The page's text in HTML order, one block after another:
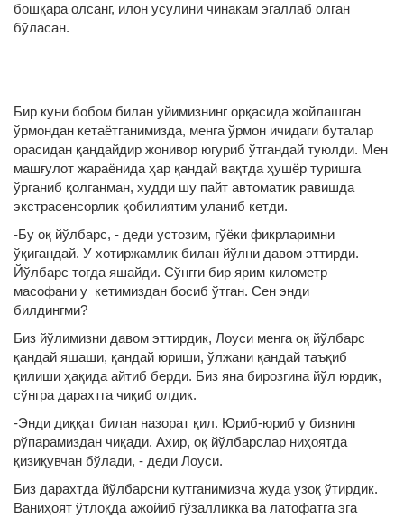
бошқара олсанг, илон усулини чинакам эгаллаб олган
бўласан.
Бир куни бобом билан уйимизнинг орқасида жойлашган
ўрмондан кетаётганимизда, менга ўрмон ичидаги буталар
орасидан қандайдир жонивор югуриб ўтгандай туюлди. Мен
машғулот жараёнида ҳар қандай вақтда ҳушёр туришга
ўрганиб қолганман, худди шу пайт автоматик равишда
экстрасенсорлик қобилиятим уланиб кетди.
-Бу оқ йўлбарс, - деди устозим, гўёки фикрларимни
ўқигандай. У хотиржамлик билан йўлни давом эттирди. –
Йўлбарс тоғда яшайди. Сўнгги бир ярим километр
масофани у кетимиздан босиб ўтган. Сен энди
билдингми?
Биз йўлимизни давом эттирдик, Лоуси менга оқ йўлбарс
қандай яшаши, қандай юриши, ўлжани қандай таъқиб
қилиши ҳақида айтиб берди. Биз яна бирозгина йўл юрдик,
сўнгра дарахтга чиқиб олдик.
-Энди диққат билан назорат қил. Юриб-юриб у бизнинг
рўпарамиздан чиқади. Ахир, оқ йўлбарслар ниҳоятда
қизиқувчан бўлади, - деди Лоуси.
Биз дарахтда йўлбарсни кутганимизча жуда узоқ ўтирдик.
Ваниҳоят ўтлоқда ажойиб гўзалликка ва латофатга эга